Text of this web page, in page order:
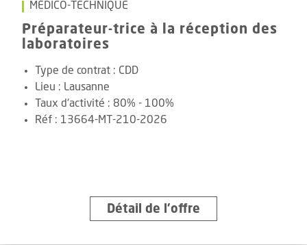
MÉDICO-TECHNIQUE
Préparateur-trice à la réception des
laboratoires
Type de contrat : CDD
Lieu : Lausanne
Taux d'activité : 80% - 100%
Réf : 13664-MT-210-2026
Détail de l’offre